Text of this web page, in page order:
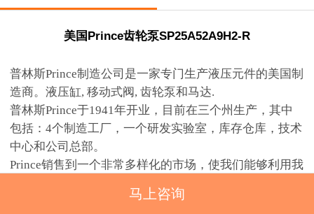
美国Prince齿轮泵SP25A52A9H2-R
普林斯Prince制造公司是一家专门生产液压元件的美国制
造商。液压缸, 移动式阀, 齿轮泵和马达.
普林斯Prince于1941年开业，目前在三个州生产，其中
包括：4个制造工厂，一个研发实验室，库存仓库，技术
中心和公司总部。
Prince销售到一个非常多样化的市场，使我们能够利用我
年，普林斯制造公司在爱荷华州苏克斯市的一家小
马上咨询